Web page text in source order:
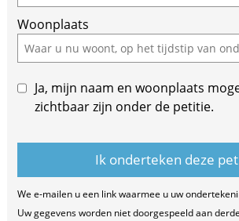
Woonplaats
Ja, mijn naam en woonplaats
zichtbaar zijn onder de petitie.
We e-mailen u een link waarmee u uw
Uw gegevens worden niet doorgespeeld aan